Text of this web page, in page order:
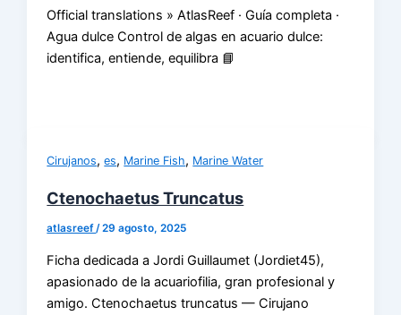
Official translations » AtlasReef · Guía completa ·
Agua dulce Control de algas en acuario dulce:
identifica, entiende, equilibra 📘
Cirujanos,es, Marine Fish, Marine Water
Ctenochaetus Truncatus
atlasreef/29 agosto, 2025
Ficha dedicada a Jordi Guillaumet (Jordiet45),
apasionado de la acuariofilia, gran profesional y
amigo. Ctenochaetus truncatus — Cirujano